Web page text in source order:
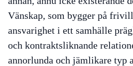
Vänskap, som bygger på
ansvarighet i ett samhälle
och kontraktsliknande
annorlunda och jämlikare typ